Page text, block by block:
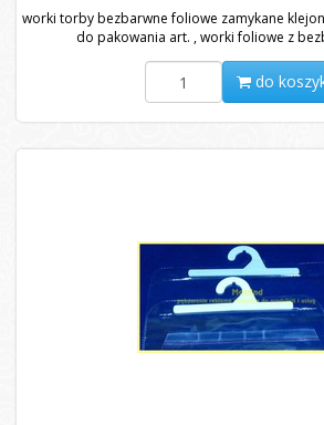
worki torby bezbarwne foliowe zamykane
do pakowania art. , worki foliowe z
do